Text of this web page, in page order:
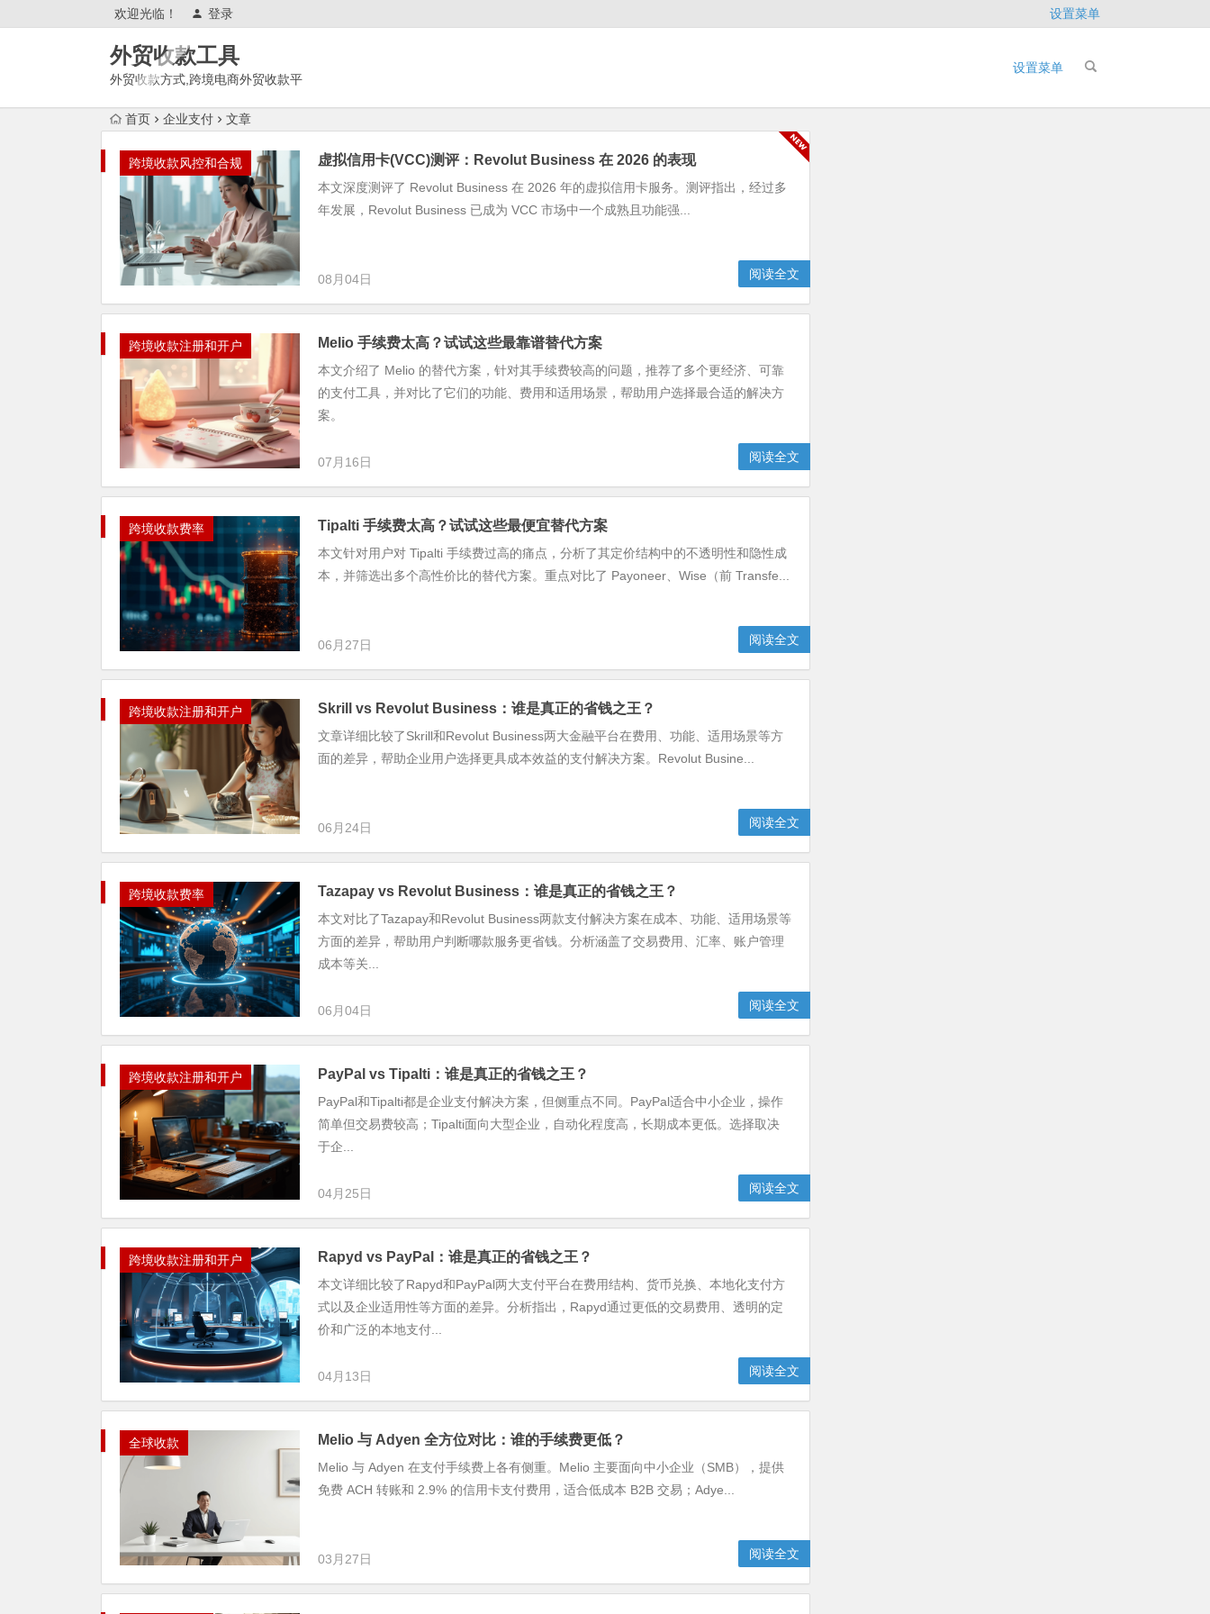
欢迎光临！ 登录 设置菜单
外贸收款工具
外贸收款方式,跨境电商外贸收款平
逊,tk,tiktok,temu特姆,东南亚
设置菜单
首页 企业支付 文章
跨境收款风控和合规 虚拟信用卡(VCC)测评：Revolut Business 在 2026 的表现
本文深度测评了 Revolut Business 在 2026 年的虚拟信用卡服务。测评指出，经过多
年发展，Revolut Business 已成为 VCC 市场中一个成熟且功能强...
08月04日 阅读全文
跨境收款注册和开户 Melio 手续费太高？试试这些最靠谱替代方案
本文介绍了 Melio 的替代方案，针对其手续费较高的问题，推荐了多个更经济、可靠
的支付工具，并对比了它们的功能、费用和适用场景，帮助用户选择最合适的解决方
案。
07月16日 阅读全文
跨境收款费率 Tipalti 手续费太高？试试这些最便宜替代方案
本文针对用户对 Tipalti 手续费过高的痛点，分析了其定价结构中的不透明性和隐性成
本，并筛选出多个高性价比的替代方案。重点对比了 Payoneer、Wise（前 Transfe...
06月27日 阅读全文
跨境收款注册和开户 Skrill vs Revolut Business：谁是真正的省钱之王？
文章详细比较了Skrill和Revolut Business两大金融平台在费用、功能、适用场景等方
面的差异，帮助企业用户选择更具成本效益的支付解决方案。Revolut Busine...
06月24日 阅读全文
跨境收款费率 Tazapay vs Revolut Business：谁是真正的省钱之王？
本文对比了Tazapay和Revolut Business两款支付解决方案在成本、功能、适用场景等
方面的差异，帮助用户判断哪款服务更省钱。分析涵盖了交易费用、汇率、账户管理
成本等关...
06月04日 阅读全文
跨境收款注册和开户 PayPal vs Tipalti：谁是真正的省钱之王？
PayPal和Tipalti都是企业支付解决方案，但侧重点不同。PayPal适合中小企业，操作
简单但交易费较高；Tipalti面向大型企业，自动化程度高，长期成本更低。选择取决
于企...
04月25日 阅读全文
跨境收款注册和开户 Rapyd vs PayPal：谁是真正的省钱之王？
本文详细比较了Rapyd和PayPal两大支付平台在费用结构、货币兑换、本地化支付方
式以及企业适用性等方面的差异。分析指出，Rapyd通过更低的交易费用、透明的定
价和广泛的本地支付...
04月13日 阅读全文
全球收款 Melio 与 Adyen 全方位对比：谁的手续费更低？
Melio 与 Adyen 在支付手续费上各有侧重。Melio 主要面向中小企业（SMB），提供
免费 ACH 转账和 2.9% 的信用卡支付费用，适合低成本 B2B 交易；Adye...
03月27日 阅读全文